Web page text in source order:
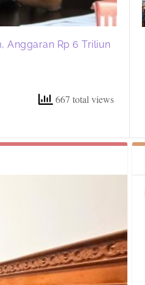
Anggaran Rp 6 Triliun
667 total views